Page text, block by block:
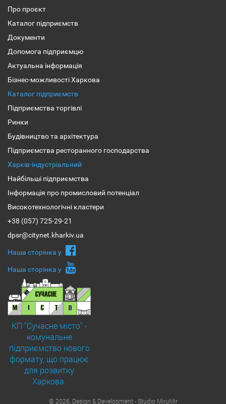
Про проєкт
Каталог підприємств
Документи
Допомога підприємцю
Актуальна інформація
Бізнес-можливості Харкова
Каталог підприємств
Підприємства торгівлі
Ринки
Будівництво та архітектура
Підприємства ресторанного господарства
Харків-індустріальний
Найбільші підприємства
Інформація про промисловий потенціал
Високотехнологічні кластери
+38 (057) 725-29-21
dpsr@citynet.kharkiv.ua
Наша сторiнка у
Наша сторiнка у
КП "Сучасне місто" -
комунальне
підприємство нового
формату, що працює
для розвитку
Харкова.
© 2026, Design & Development - Studio MiruMir